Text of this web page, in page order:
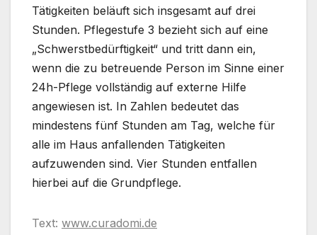
Tätigkeiten beläuft sich insgesamt auf drei
Stunden. Pflegestufe 3 bezieht sich auf eine
„Schwerstbedürftigkeit“ und tritt dann ein,
wenn die zu betreuende Person im Sinne einer
24h-Pflege vollständig auf externe Hilfe
angewiesen ist. In Zahlen bedeutet das
mindestens fünf Stunden am Tag, welche für
alle im Haus anfallenden Tätigkeiten
aufzuwenden sind. Vier Stunden entfallen
hierbei auf die Grundpflege.
Text: www.curadomi.de